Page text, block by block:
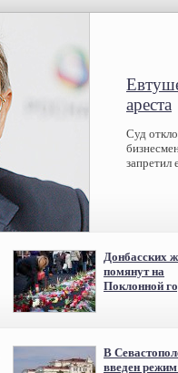
ареста
Суд
запретил
Донбасских
помянут на
Поклонной
В
введен